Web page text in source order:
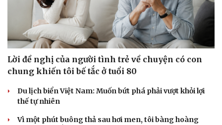
Lời đề nghị của người tình trẻ về chuyện có con
chung khiến tôi bế tắc ở tuổi 80
Du lịch biển Việt Nam: Muốn bứt phá phải vượt khỏi lợi
thế tự nhiên
Vì một phút buông thả sau hơi men, tôi bàng hoàng